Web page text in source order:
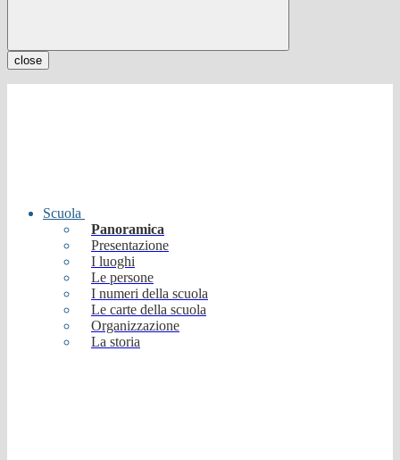
close
Scuola
Panoramica
Presentazione
I luoghi
Le persone
I numeri della scuola
Le carte della scuola
Organizzazione
La storia